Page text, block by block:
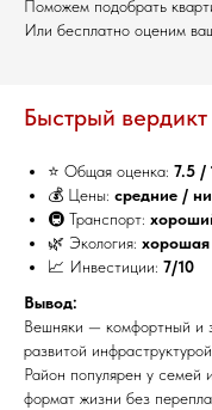
Поможем подобрать
Или бесплатно оценим
Быстрый вердикт
⭐ Общая оценка: 7.5 /
💰 Цены: средние /
🚇 Транспорт:
🌿 Экология: хорошая
📈 Инвестиции: 7/10
Вывод:
Вешняки — комфортный и
развитой
Район популярен у семей
формат жизни без